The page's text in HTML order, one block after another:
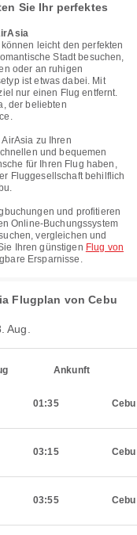
Sie Ihr perfektes
leicht den perfekten
Stadt besuchen,
oder an ruhigen
ist etwas dabei. Mit
nur einen Flug entfernt.
der beliebten
zu Ihren
und bequemen
für Ihren Flug haben,
Fluggesellschaft behilflich
und profitieren
Online-Buchungssystem
vergleichen und
Ihren günstigen Flug von
Ersparnisse.
Flugplan von Cebu
Aug.
Ankunft
01:35 Cebu
03:15 Cebu
03:55 Cebu